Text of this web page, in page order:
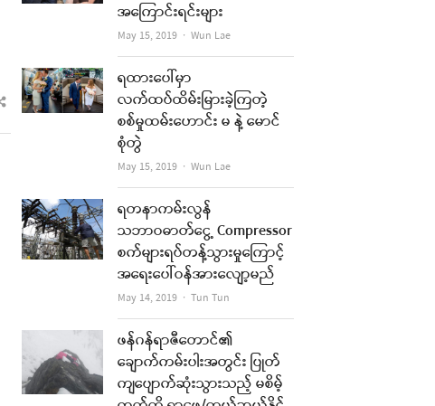
Share
this
post
အကြောင်းရင်းများ
May 15, 2019 Author
Wun Lae
ရထားပေါ်မှာ
လက်ထပ်ထိမ်းမြားခဲ့ကြတဲ့
စစ်မှုထမ်းဟောင်း မ နဲ့ မောင်
စုံတွဲ
May 15, 2019 Author
Wun Lae
ရတနာကမ်းလွန်
သဘာဝဓာတ်ငွေ့ Compressor
စက်များရပ်တန့်သွားမှုကြောင့်
အရေးပေါ်ဝန်အားလျော့မည်
May 14, 2019 Author
Tun Tun
ဖန်ဂန်ရာဇီတောင်၏
ချောက်ကမ်းပါးအတွင်း ပြုတ်
ကျပျောက်ဆုံးသွားသည့် မစိမ့်